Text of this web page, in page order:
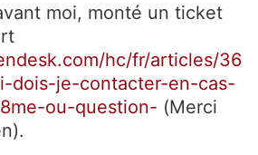
moi, monté un ticket
hc/fr/articles/36
dois-je-contacter-en-cas-
ou-question- (Merci